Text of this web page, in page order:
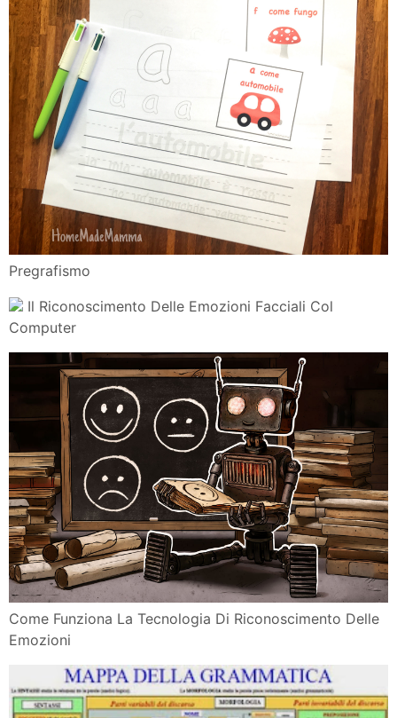
Effetto Spread Sulle Banche Italiane Recuperati 9
Miliardi Da
Palle Delle Emozioni 6 Pezzi Con Pompa Mercato
Borgione
Esercizi Di Analisi Logica Online Scuolissima Com
Tiffany Watt Smith Traduzione Di Violetta Bellocchio
Atlante
Disturbi Dell Apprendimento Scuola Serena Emozioni
Al Centro
Corsivo La Mia Maestra
Actualites Un Coup De Des
Come Funziona La Tecnologia Di Riconoscimento Delle
Emozioni
Concorso Fotografico Fbov
Perche Non Ci Parliamo Piu La Paralisi Del
Linguaggio E Delle
Come Risalire La Scala Delle Emozioni Con La Legge
Di Attrazione
Ruolo Determinante Dell Intelligenza Emotiva Docsity
Progetto Banca Della Memoria
Fake News E Disinformazione Definizioni Tecniche
Soluzioni
Salva Banca Scontro Tra Renziani E Grillini Economia